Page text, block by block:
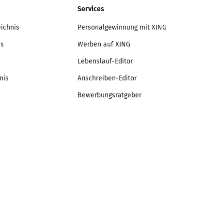
Services
Personalgewinnung mit XING
Werben auf XING
Lebenslauf-Editor
Anschreiben-Editor
Bewerbungsratgeber